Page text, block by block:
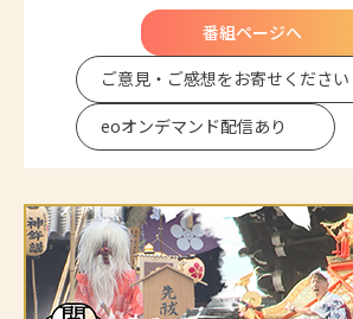
番組ページへ
ご意見・ご感想をお寄せください
eoオンデマンド配信あり